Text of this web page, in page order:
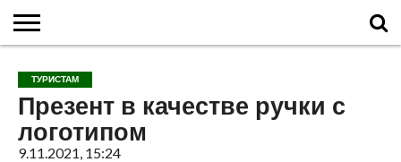
О
ВУЛКАНАХ
ВУЛКАНЫ
МИРА
КАЛЬДЕРЫ
НОВОСТИ
ФАКТЫ
ИСТОРИЯ
МОНИТОРИНГ
ВИДЕО
ТУРИСТАМ
О
САЙТЕ
КАРТА
САЙТА
КОНТАКТЫ
ТУРИСТАМ
Презент в качестве ручки с
логотипом
9.11.2021, 15:24